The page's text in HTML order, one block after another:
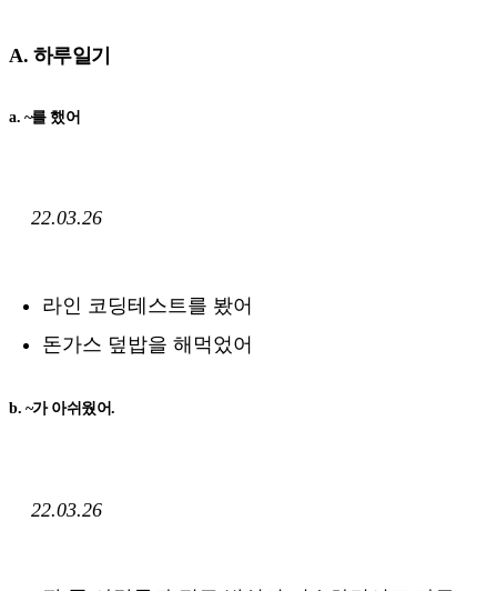
A. 하루일기
a. ~를 했어
22.03.26
라인 코딩테스트를 봤어
돈가스 덮밥을 해먹었어
b. ~가 아쉬웠어.
22.03.26